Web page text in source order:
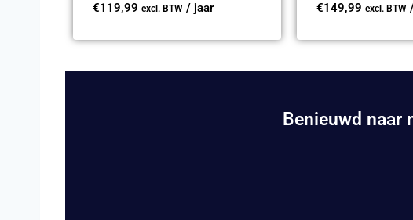
€119,99 excl. BTW/ jaar €149,99 excl. BTW/
Benieuwd naar